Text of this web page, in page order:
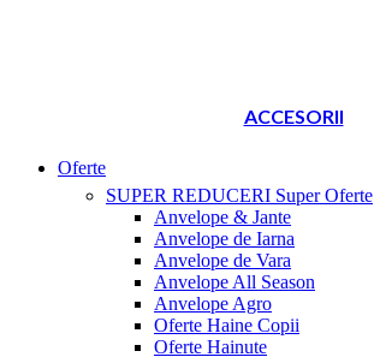
ACCESORII
Oferte
SUPER REDUCERI Super Oferte
Anvelope & Jante
Anvelope de Iarna
Anvelope de Vara
Anvelope All Season
Anvelope Agro
Oferte Haine Copii
Oferte Hainute